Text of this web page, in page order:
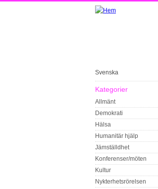
Svenska
Kategorier
Allmänt
Demokrati
Hälsa
Humanitär hjälp
Jämställdhet
Konferenser/möten
Kultur
Nykterhetsrörelsen